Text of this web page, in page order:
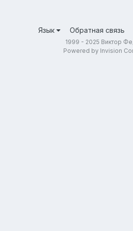
Язык Обратная связь
1999 - 2025 Виктор
Powered by Invision